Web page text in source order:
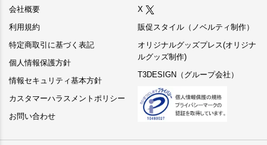
会社概要
利用規約
特定商取引に基づく表記
個人情報保護方針
情報セキュリティ基本方針
カスタマーハラスメントポリシー
お問い合わせ
X
販促スタイル（ノベルティ制作）
オリジナルグッズプレス(オリジナ
ルグッズ制作)
T3DESIGN（グループ会社）